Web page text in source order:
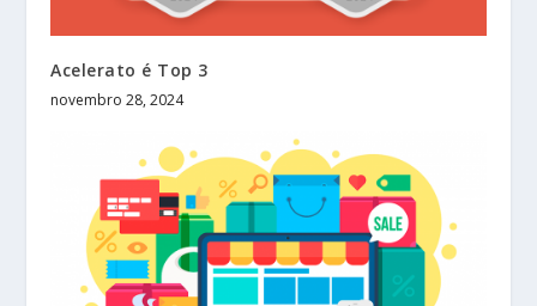
Acelerato é Top 3
novembro 28, 2024